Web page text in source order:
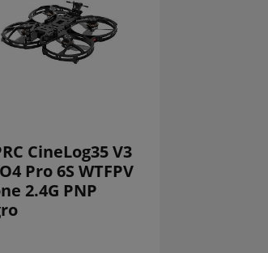
CineLog35 V3
Pro 6S WTFPV
2.4G PNP